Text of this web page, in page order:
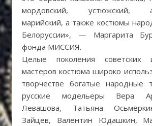
мордовский, устюжский,
марийский, а также костюмы
Белоруссии», — Маргарита
фонда МИССИЯ.
Целые поколения советских
мастеров костюма широко
творчестве богатые народные
русские модельеры Вера
Левашова, Татьяна
Зайцев, Валентин Юдашкин,